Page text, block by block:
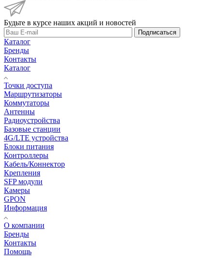
Будьте в курсе наших акций и новостей
Подписаться
Каталог
Бренды
Контакты
Каталог
Точки доступа
Маршрутизаторы
Коммутаторы
Антенны
Радиоустройства
Базовые станции
4G/LTE устройства
Блоки питания
Контроллеры
Кабель/Коннектор
Крепления
SFP модули
Камеры
GPON
Информация
О компании
Бренды
Контакты
Помощь